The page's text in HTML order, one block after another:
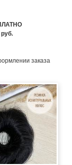
руб.
заказа